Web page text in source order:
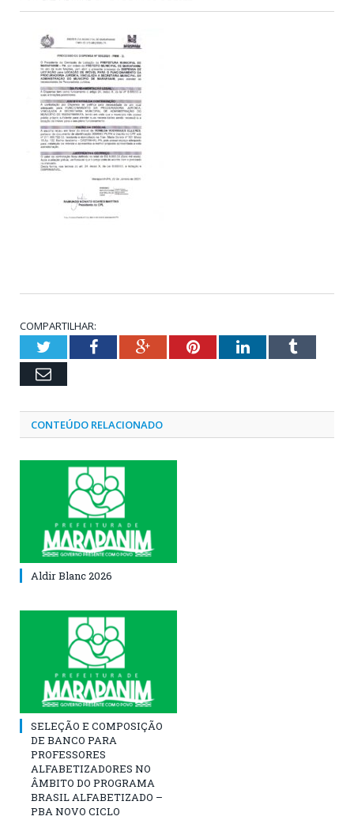
COMPARTILHAR:
TwitterFacebookGoogle+PinterestLinkedInTumblr
Email
CONTEÚDO RELACIONADO
Aldir Blanc 2026
SELEÇÃO E COMPOSIÇÃO
DE BANCO PARA
PROFESSORES
ALFABETIZADORES NO
ÂMBITO DO PROGRAMA
BRASIL ALFABETIZADO –
PBA NOVO CICLO